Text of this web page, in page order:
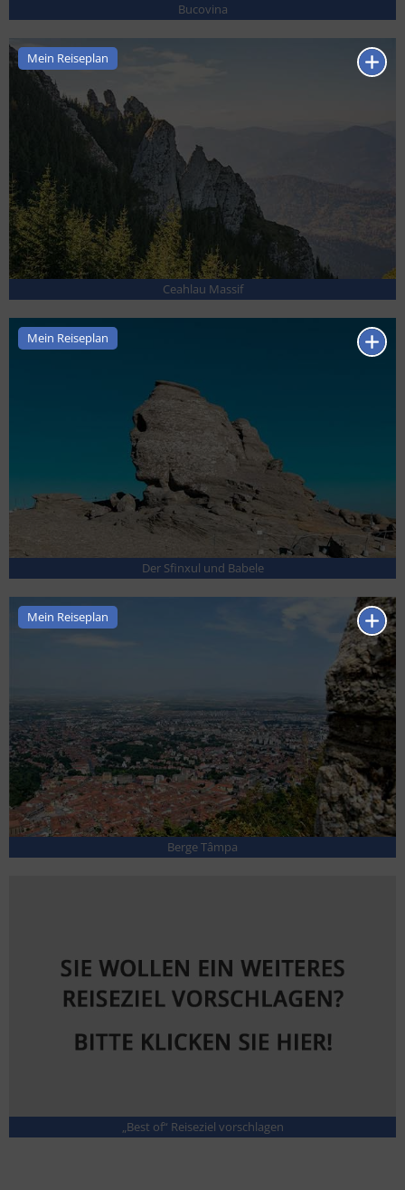
Bucovina
Mein Reiseplan
Ceahlau Massif
Mein Reiseplan
Der Sfinxul und Babele
Mein Reiseplan
Berge Tâmpa
„Best of“ Reiseziel vorschlagen